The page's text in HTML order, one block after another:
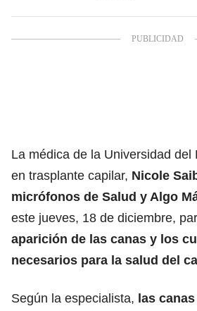
La médica de la Universidad del
en trasplante capilar, Nicole
micrófonos de Salud y Algo
este jueves, 18 de diciembre,
aparición de las canas y los
necesarios para la salud del
Según la especialista, las